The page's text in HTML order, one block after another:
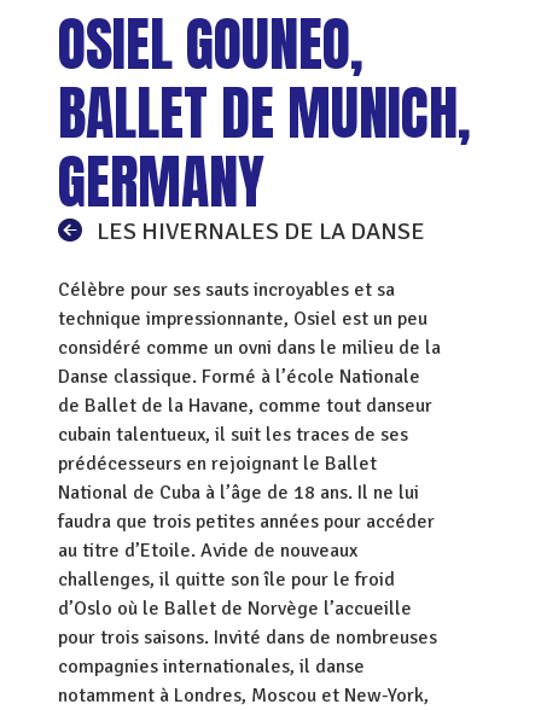
OSIEL GOUNEO,
BALLET DE MUNICH,
GERMANY
LES HIVERNALES DE LA DANSE
Célèbre pour ses sauts incroyables et sa
technique impressionnante, Osiel est un peu
considéré comme un ovni dans le milieu de la
Danse classique. Formé à l’école Nationale
de Ballet de la Havane, comme tout danseur
cubain talentueux, il suit les traces de ses
prédécesseurs en rejoignant le Ballet
National de Cuba à l’âge de 18 ans. Il ne lui
faudra que trois petites années pour accéder
au titre d’Etoile. Avide de nouveaux
challenges, il quitte son île pour le froid
d’Oslo où le Ballet de Norvège l’accueille
pour trois saisons. Invité dans de nombreuses
compagnies internationales, il danse
notamment à Londres, Moscou et New-York,